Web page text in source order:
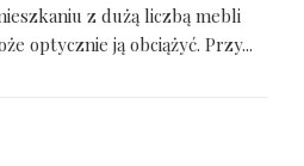
z dużą liczbą mebli
optycznie ją obciążyć. Przy...